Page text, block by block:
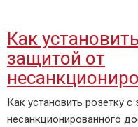
Как
защитой от
Как установить розетку
несанкционированного